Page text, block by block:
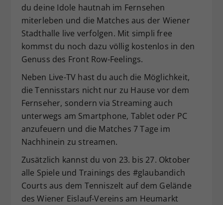
du deine Idole hautnah im Fernsehen
miterleben und die Matches aus der Wiener
Stadthalle live verfolgen. Mit simpli free
kommst du noch dazu völlig kostenlos in den
Genuss des Front Row-Feelings.
Neben Live-TV hast du auch die Möglichkeit,
die Tennisstars nicht nur zu Hause vor dem
Fernseher, sondern via Streaming auch
unterwegs am Smartphone, Tablet oder PC
anzufeuern und die Matches 7 Tage im
Nachhinein zu streamen.
Zusätzlich kannst du von 23. bis 27. Oktober
alle Spiele und Trainings des #glaubandich
Courts aus dem Tenniszelt auf dem Gelände
des Wiener Eislauf-Vereins am Heumarkt
Zweck
Dieser Wert speichert Ihre Consent-
Einstellungen. Unter anderem eine
zufällig generierte ID, für die
historische Speicherung Ihrer
vorgenommen Einstellungen, falls der
Webseiten-Betreiber dies eingestellt
hat.